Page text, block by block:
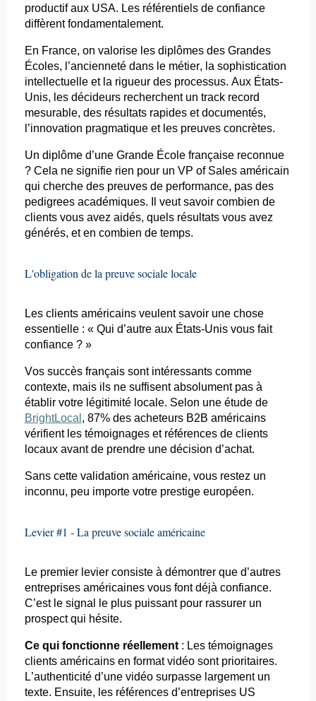
productif aux USA. Les référentiels de confiance
diffèrent fondamentalement.
En France, on valorise les diplômes des Grandes
Écoles, l’ancienneté dans le métier, la sophistication
intellectuelle et la rigueur des processus. Aux États-
Unis, les décideurs recherchent un trackrecord
mesurable, des résultats rapides et documentés,
l’innovation pragmatique et les preuves concrètes.
Un diplôme d’une Grande École française reconnue
? Cela ne signifie rien pour un VP of Sales américain
qui cherche des preuves de performance, pas des
pedigrees académiques. Il veut savoir combien de
clients vous avez aidés, quels résultats vous avez
générés, et en combien de temps.
L'obligation de la preuve sociale locale
Les clients américains veulent savoir une chose
essentielle : « Qui d’autre aux États-Unis vous fait
confiance ? »
Vos succès français sont intéressants comme
contexte, mais ils ne suffisent absolument pas à
établir votre légitimité locale. Selon une étude de
BrightLocal , 87% des acheteurs B2B américains
vérifient les témoignages et références de clients
locaux avant de prendre une décision d’achat.
Sans cette validation américaine, vous restez un
inconnu, peu importe votre prestige européen.
Levier #1 - La preuve sociale américaine
Le premier levier consiste à démontrer que d’autres
entreprises américaines vous font déjà confiance.
C’est le signal le plus puissant pour rassurer un
prospect qui hésite.
Ce qui fonctionne réellement: Les témoignages
clients américains en format vidéo sont prioritaires.
L’authenticité d’une vidéo surpasse largement un
texte. Ensuite, les références d’entreprises US